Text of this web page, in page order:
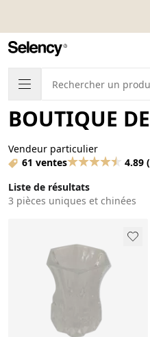
BOUTIQUE
Vendeur particulier
61 ventes
4.89 (
Liste de résultats
3 pièces uniques et chinées